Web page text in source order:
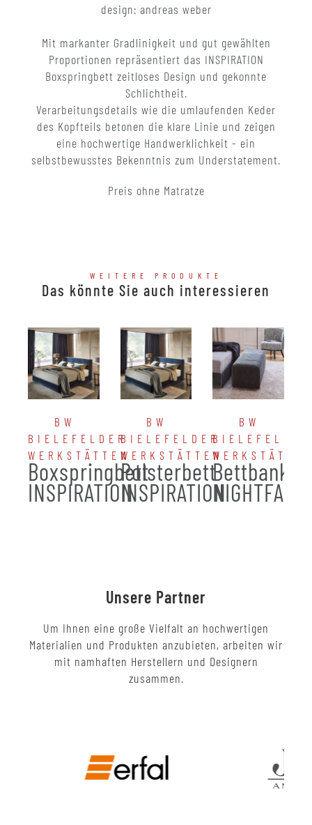
design: andreas weber
Mit markanter Gradlinigkeit und gut gewählten
Proportionen repräsentiert das INSPIRATION
Boxspringbett zeitloses Design und gekonnte
Schlichtheit.
Verarbeitungsdetails wie die umlaufenden Keder
des Kopfteils betonen die klare Linie und zeigen
eine hochwertige Handwerklichkeit - ein
selbstbewusstes Bekenntnis zum Understatement.
Preis ohne Matratze
WEITERE PRODUKTE
Das könnte Sie auch interessieren
BW
BIELEFELDER
WERKSTÄTTEN
Boxspringbett
INSPIRATION
BW
BIELEFELDER
WERKSTÄTTEN
Polsterbett
INSPIRATION
BW
BIELEFELDER
Bettbank
NIGHTFALL
Unsere Partner
Um Ihnen eine große Vielfalt an hochwertigen
Materialien und Produkten anzubieten, arbeiten wir
mit namhaften Herstellern und Designern
zusammen.